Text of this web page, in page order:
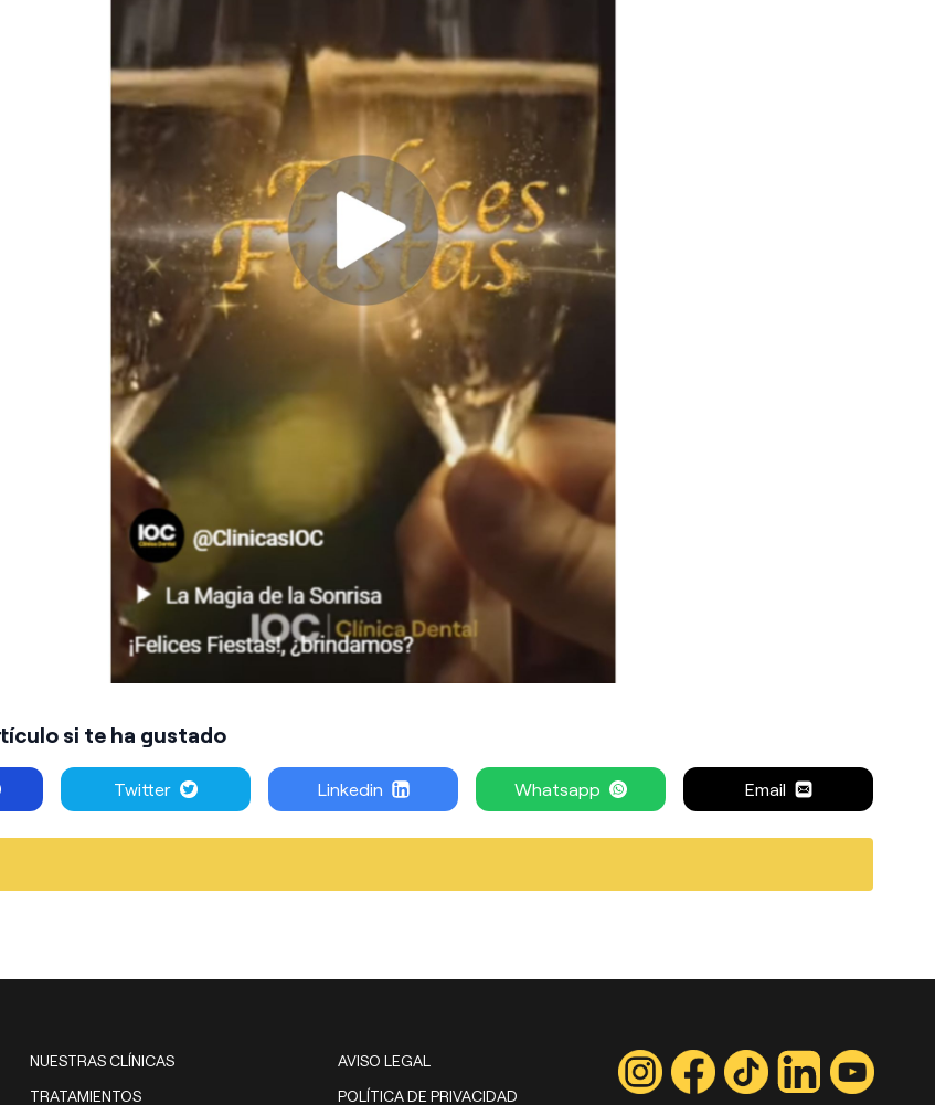
si te ha gustado
Twitter Linkedin Whatsapp Email
NUESTRAS CLÍNICAS
TRATAMIENTOS
AVISO LEGAL
POLÍTICA DE PRIVACIDAD